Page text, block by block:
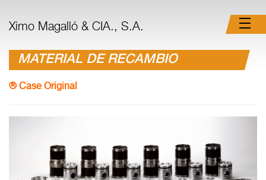
Ximo Magalló & CIA., S.A.
MATERIAL DE RECAMBIO
® Case Original